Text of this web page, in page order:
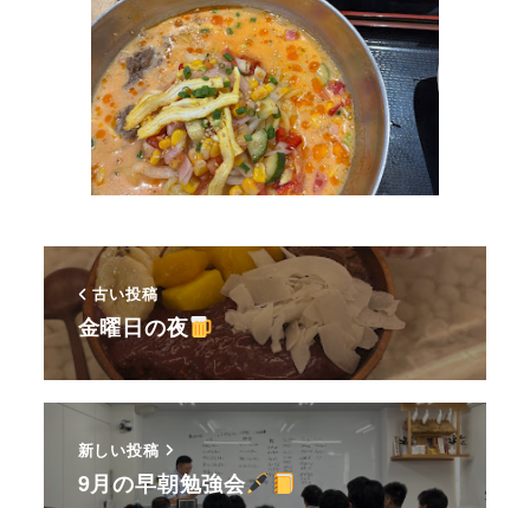
古い投稿
金曜日の夜
新しい投稿
9月の早朝勉強会